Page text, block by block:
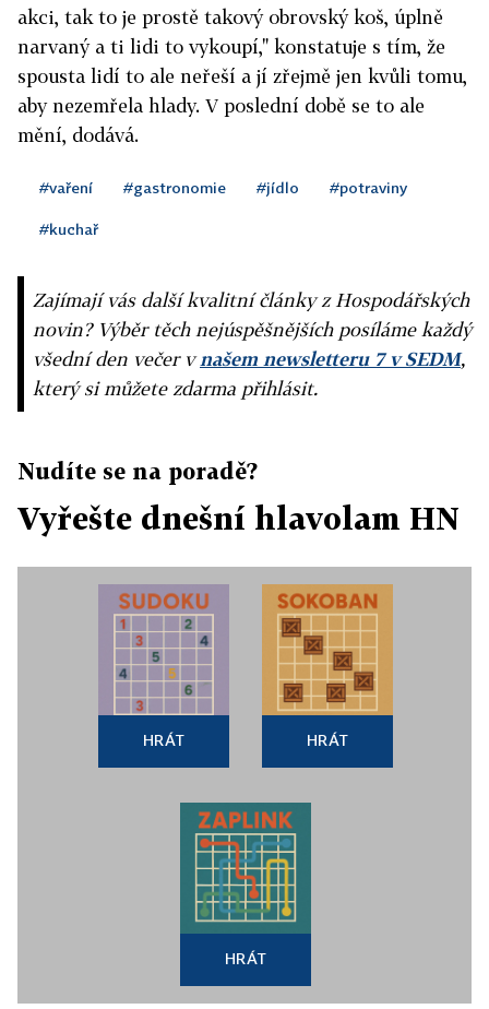
akci, tak to je prostě takový obrovský koš, úplně
narvaný a ti lidi to vykoupí," konstatuje s tím, že
spousta lidí to ale neřeší a jí zřejmě jen kvůli tomu,
aby nezemřela hlady. V poslední době se to ale
mění, dodává.
#vaření #gastronomie #jídlo #potraviny
#kuchař
Zajímají vás další kvalitní články z Hospodářských
novin? Výběr těch nejúspěšnějších posíláme každý
všední den večer vnašem newsletteru 7 v SEDM,
který si můžete zdarma přihlásit.
Nudíte se na poradě?
Vyřešte dnešní hlavolam HN
HRÁT HRÁT
HRÁT